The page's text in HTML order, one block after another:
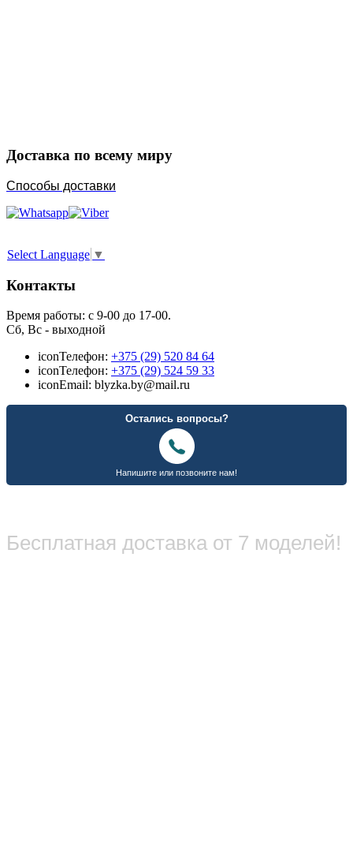
Доставка по всему миру
Способы доставки
Select Language ▼
Контакты
Время работы: с 9-00 до 17-00.
Сб, Вс - выходной
iconТелефон: +375 (29) 520 84 64
iconТелефон: +375 (29) 524 59 33
iconEmail: blyzka.by@mail.ru
Бесплатная доставка от 7 моделей!